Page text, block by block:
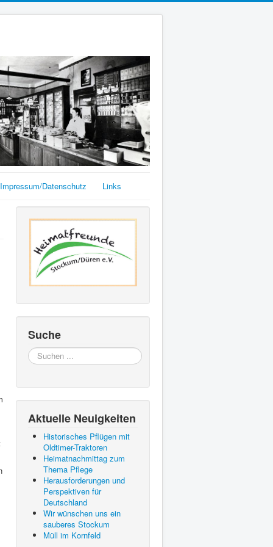
Impressum/Datenschutz Links
Suche
Suchen
...
Aktuelle Neuigkeiten
Historisches Pflügen mit
Oldtimer-Traktoren
Heimatnachmittag zum
Thema Pflege
Herausforderungen und
Perspektiven für
Deutschland
Wir wünschen uns ein
sauberes Stockum
Müll im Kornfeld